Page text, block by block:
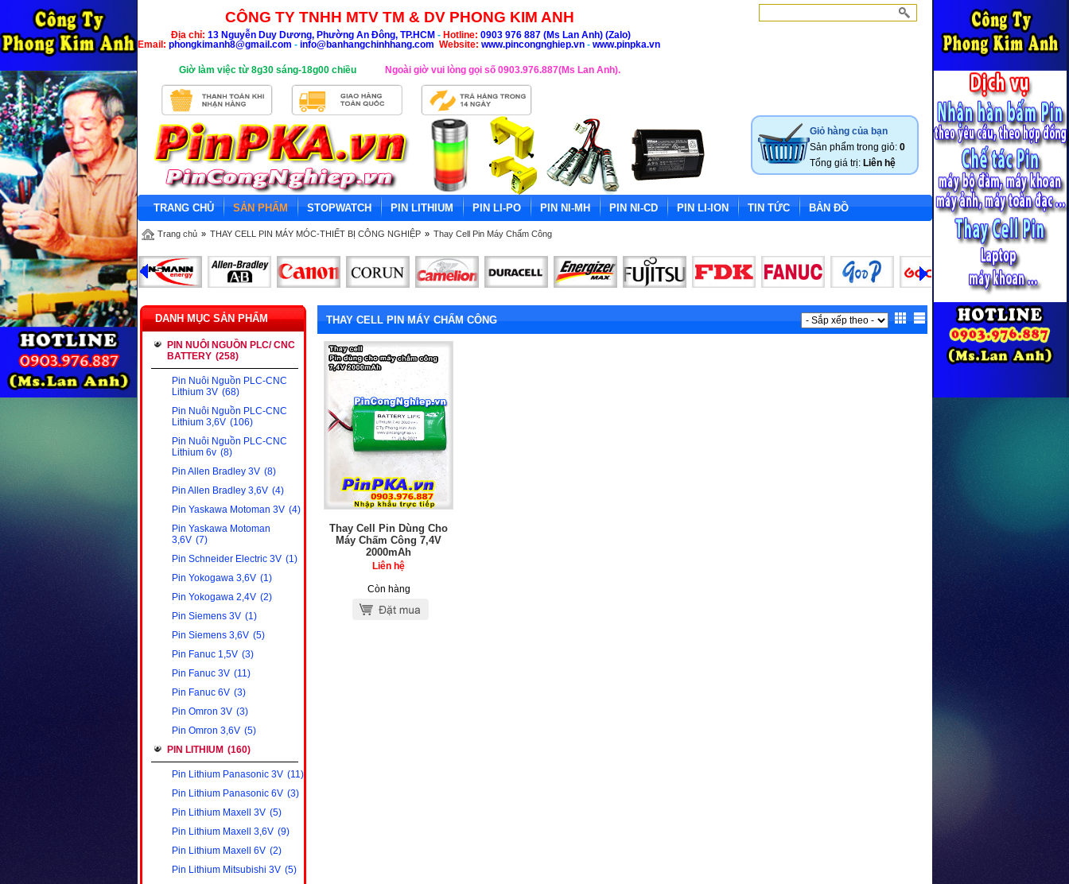
CÔNG TY TNHH MTV TM & DV PHONG KIM ANH
Địa chỉ: 13 Nguyễn Duy Dương, Phường An Đông, TP.HCM - Hotline: 0903 976 887 (Ms Lan Anh) (Zalo)
Email: phongkimanh8@gmail.com -info@banhangchinhhang.com Website: www.pincongnghiep.vn- www.pinpka.vn
Giờ làm việc từ 8g30 sáng-18g00 chiều Ngoài giờ vui lòng gọi số 0903.976.887(Ms Lan Anh).
Giỏ hàng của bạn
Sản phẩm trong giỏ: 0
Tổng giá trị: Liên hệ
TRANG CHỦ SẢN PHẨM STOPWATCH PIN LITHIUM PIN LI-PO PIN NI-MH PIN NI-CD PIN LI-ION TIN TỨC BẢN ĐỒ
Trang chủ » THAY CELL PIN MÁY MÓC-THIẾT BỊ CÔNG NGHIỆP » Thay Cell Pin Máy Chấm Công
DANH MỤC SẢN PHẨM
PIN NUÔI NGUỒN PLC/ CNC
BATTERY (258)
Pin Nuôi Nguồn PLC-CNC
Lithium 3V (68)
Pin Nuôi Nguồn PLC-CNC
Lithium 3,6V (106)
Pin Nuôi Nguồn PLC-CNC
Lithium 6v (8)
Pin Allen Bradley 3V (8)
Pin Allen Bradley 3,6V (4)
Pin Yaskawa Motoman 3V (4)
Pin Yaskawa Motoman
3,6V (7)
Pin Schneider Electric 3V (1)
Pin Yokogawa 3,6V (1)
Pin Yokogawa 2,4V (2)
Pin Siemens 3V (1)
Pin Siemens 3,6V (5)
Pin Fanuc 1,5V (3)
Pin Fanuc 3V (11)
Pin Fanuc 6V (3)
Pin Omron 3V (3)
Pin Omron 3,6V (5)
PIN LITHIUM (160)
Pin Lithium Panasonic 3V (11)
Pin Lithium Panasonic 6V (3)
Pin Lithium Maxell 3V (5)
Pin Lithium Maxell 3,6V (9)
Pin Lithium Maxell 6V (2)
Pin Lithium Mitsubishi 3V (5)
THAY CELL PIN MÁY CHẤM CÔNG
Thay Cell Pin Dùng Cho
Máy Chấm Công 7,4V
2000mAh
Liên hệ
Còn hàng